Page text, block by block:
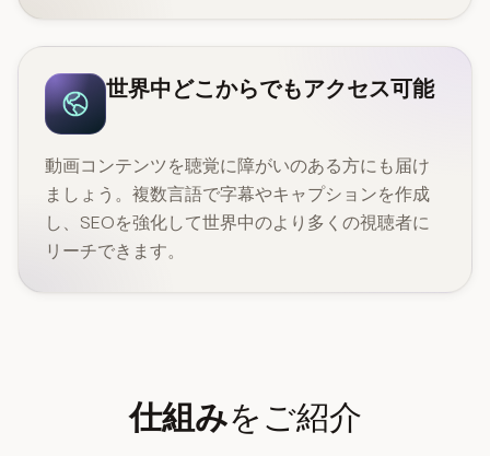
世界中どこからでもアクセス可能
動画コンテンツを聴覚に障がいのある方にも届け
ましょう。複数言語で字幕やキャプションを作成
し、SEOを強化して世界中のより多くの視聴者に
リーチできます。
仕組みをご紹介